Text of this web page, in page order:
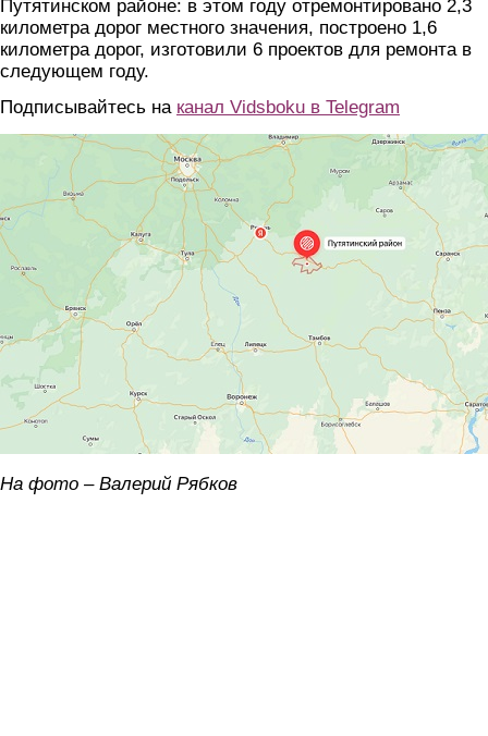
Путятинском районе: в этом году отремонтировано 2,3
километра дорог местного значения, построено 1,6
километра дорог, изготовили 6 проектов для ремонта в
следующем году.
Подписывайтесь на канал Vidsboku в Telegram
На фото – Валерий Рябков